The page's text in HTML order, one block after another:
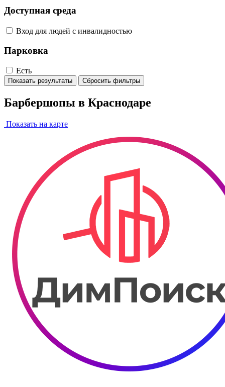
Доступная среда
Вход для людей с инвалидностью
Парковка
Есть
Показать результаты Сбросить фильтры
Барбершопы в Краснодаре
Показать на карте